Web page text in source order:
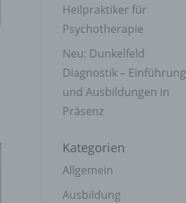
Heilpraktiker für
Psychotherapie
Neu: Dunkelfeld
Diagnostik – Einführung
und Ausbildungen in
Präsenz
Kategorien
Allgemein
Ausbildung